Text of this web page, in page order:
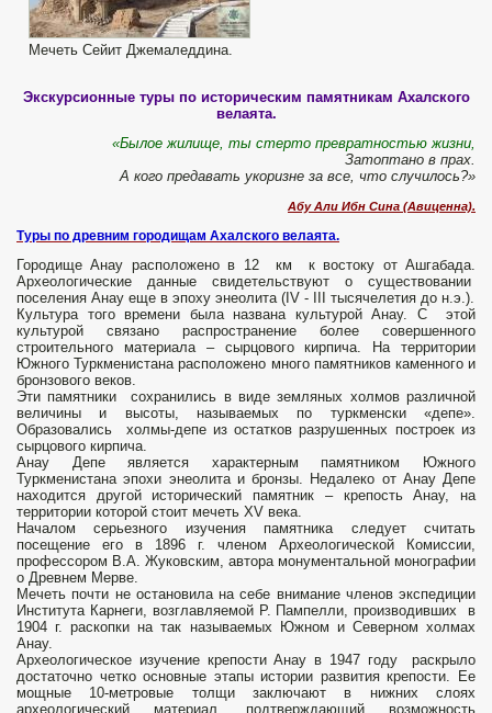
Мечеть Сейит Джемаледдина.
Экскурсионные туры по историческим памятникам Ахалского
велаята.
«Былое жилище, ты стерто превратностью жизни,
Затоптано в прах.
А кого предавать укоризне за все, что случилось?»
Абу Али Ибн Сина (Авиценна).
Туры по древним городищам Ахалского велаята.
Городище Анау расположено в 12 км к востоку от Ашгабада.
Археологические данные свидетельствуют о существовании
поселения Анау еще в эпоху энеолита (IV - III тысячелетия до н.э.).
Культура того времени была названа культурой Анау. С этой
культурой связано распространение более совершенного
строительного материала – сырцового кирпича. На территории
Южного Туркменистана расположено много памятников каменного и
бронзового веков.
Эти памятники сохранились в виде земляных холмов различной
величины и высоты, называемых по туркменски «депе».
Образовались холмы-депе из остатков разрушенных построек из
сырцового кирпича.
Анау Депе является характерным памятником Южного
Туркменистана эпохи энеолита и бронзы. Недалеко от Анау Депе
находится другой исторический памятник – крепость Анау, на
территории которой стоит мечеть XV века.
Началом серьезного изучения памятника следует считать
посещение его в 1896 г. членом Археологической Комиссии,
профессором В.А. Жуковским, автора монументальной монографии
о Древнем Мерве.
Мечеть почти не остановила на себе внимание членов экспедиции
Института Карнеги, возглавляемой Р. Пампелли, производивших в
1904 г. раскопки на так называемых Южном и Северном холмах
Анау.
Археологическое изучение крепости Анау в 1947 году раскрыло
достаточно четко основные этапы истории развития крепости. Ее
мощные 10-метровые толщи заключают в нижних слоях
археологический материал, подтверждающий возможность